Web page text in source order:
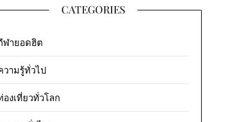
CATEGORIES
ฬายอดฮิต
วามรู้ทั่วไป
องเที่ยวทั่วโลก